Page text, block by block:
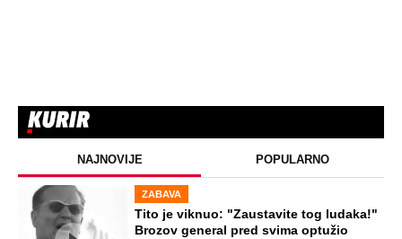
NAJNOVIJE POPULARNO
ZABAVA
Tito je viknuo: "Zaustavite tog ludaka!"
Brozov general pred svima optužio